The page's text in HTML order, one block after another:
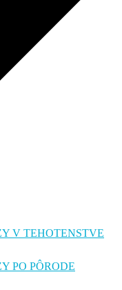
V TEHOTENSTVE
PO PÔRODE